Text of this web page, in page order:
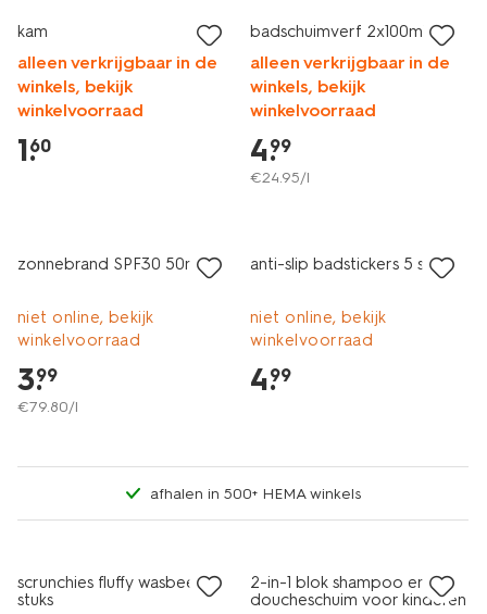
kam
alleen verkrijgbaar in de
winkels, bekijk
winkelvoorraad
1.
60
badschuimverf 2x100ml
alleen verkrijgbaar in de
winkels, bekijk
winkelvoorraad
4.
99
€24.95/l
zonnebrand SPF30 50ml
niet online, bekijk
winkelvoorraad
3.
99
€79.80/l
anti-slip badstickers 5 stuks
niet online, bekijk
winkelvoorraad
4.
99
afhalen in 500+ HEMA winkels
scrunchies fluffy wasbeer - 3
stuks
vegan
2-in-1 blok shampoo en
doucheschuim voor kinderen